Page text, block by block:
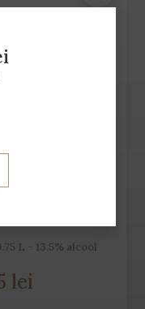
L - 13.5% alcool
lei